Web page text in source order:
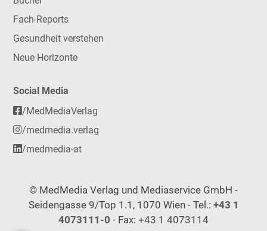
Fach-Reports
Gesundheit verstehen
Neue Horizonte
Social Media
/MedMediaVerlag
/medmedia.verlag
/medmedia-at
© MedMedia Verlag und Mediaservice GmbH -
Seidengasse 9/Top 1.1, 1070 Wien - Tel.: +43 1
4073111-0 - Fax: +43 1 4073114